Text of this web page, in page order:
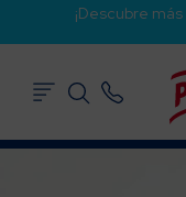
¡Descubre más